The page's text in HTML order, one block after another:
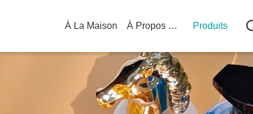
À La Maison À Propos De Nous Produits